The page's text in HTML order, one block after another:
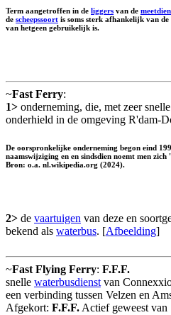
Term aangetroffen in de liggers van de
de scheepssoort is soms sterk afhankelijk van de
van hetgeen gebruikelijk is.
~Fast Ferry:
1> onderneming, die, met zeer
onderhield in de omgeving R'dam-
De oorspronkelijke onderneming begon eind
naamswijziging en en sindsdien noemt men zich '
Bron: o.a. nl.wikipedia.org (2024).
2> de vaartuigen van deze en
bekend als waterbus. [Afbeelding]
~Fast Flying Ferry: F.F.F.
snelle waterbusdienstvan
een verbinding tussen Velzen en
Afgekort: F.F.F.Actief geweest van